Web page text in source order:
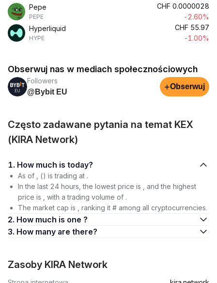
Pepe
PEPE
CHF 0.0000028
-2.60%
Hyperliquid
HYPE
CHF 55.97
-1.00%
Obserwuj nas w mediach społecznościowych
Followers
@Bybit EU
+Obserwuj
Często zadawane pytania na temat KEX
(KIRA Network)
1. How much is today?
As of , () is trading at .
In the last 24 hours, the lowest price is , and the highest
price is , with a trading volume of .
The market cap is , ranking it # among all cryptocurrencies.
2. How much is one ?
3. How many are there?
Zasoby KIRA Network